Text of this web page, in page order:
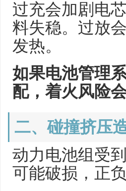
过充会加剧电
料失稳。过放
发热。
如果电池管理
配，着火风险
二、碰撞挤压
动力电池组受
可能破损，正